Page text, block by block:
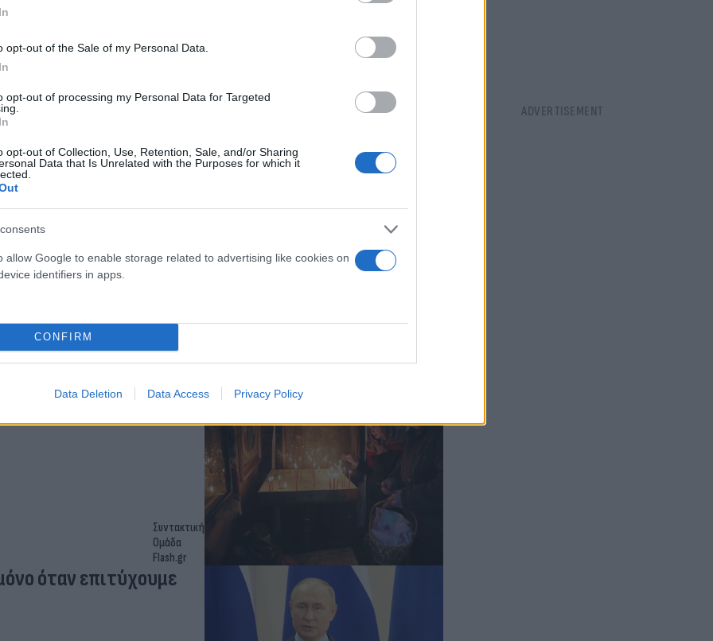
opt-out of the Sale of my Personal Data.
opt-out of processing my Personal Data for Targeted
opt-out of Collection, Use, Retention, Sale, and/or Sharing
Data that Is Unrelated with the Purposes for which it
allow Google to enable storage related to advertising like cookies on
identifiers in apps.
CONFIRM
Data Deletion Data Access Privacy Policy
– Στο επίκεντρο η
Λόκνα, σύμφωνα με τον
Flash.gr
πρώτη φορά!
Συντακτική
Ομάδα
Flash.gr
όταν επιτύχουμε